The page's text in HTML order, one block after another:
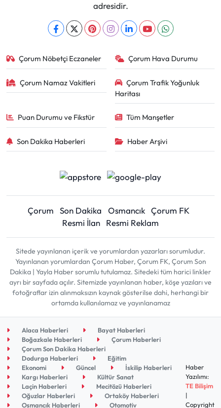
adresidir.
Çorum Nöbetçi Eczaneler Çorum Hava Durumu
Çorum Namaz Vakitleri
Çorum Trafik Yoğunluk
Haritası
Puan Durumu ve Fikstür Tüm Manşetler
Son Dakika Haberleri Haber Arşivi
Çorum Son Dakika Osmancık Çorum FK
Resmi İlan
Resmi Reklam
Sitede yayınlanan içerik ve yorumlardan yazarları sorumludur.
Yayınlanan yorumlardan Çorum Haber, Çorum FK, Çorum Son
Dakika | Yayla Haber sorumlu tutulamaz. Sitedeki tüm harici linkler
ayrı bir sayfada açılır. Sitemizde yayınlanan haber, köşe yazıları ve
fotoğraflar izin alınmaksızın kaynak gösterilse dahi, herhangi bir
ortamda kullanılamaz ve yayınlanamaz
Alaca Haberleri
Bayat Haberleri
Boğazkale Haberleri
Çorum Haberleri
Çorum Son Dakika Haberleri
Dodurga Haberleri
Eğitim
Ekonomi
Güncel
İskilip Haberleri
Kargı Haberleri
Kültür Sanat
Laçin Haberleri
Mecitözü Haberleri
Oğuzlar Haberleri
Ortaköy Haberleri
Osmancık Haberleri
Otomotiv
Haber
Yazılımı:
TE Bilişim
|
Copyright